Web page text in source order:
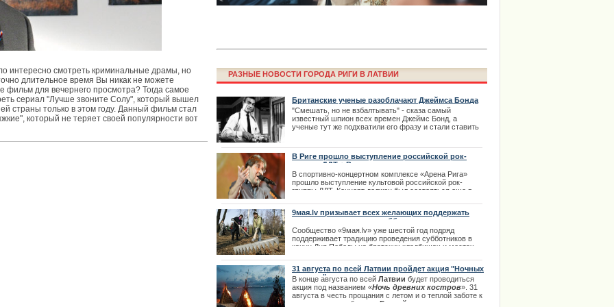
интересно смотреть криминальные драмы, но
длительное время Вы никак не можете
фильм для вечернего просмотра? Тогда самое
сериал "Лучше звоните Солу", который вышел
страны только в этом году. Данный фильм стал
который не теряет своей популярности вот
Фестиваль Laima Rendezvous Jūrmala будет
перенесен
Как получить права в Риге с автошколой
РАЗНЫЕ НОВОСТИ ГОРОДА РИГИ В ЛАТВИИ
Британские ученые разоблачают Джеймса Бонда
"Смешать, но не взбалтывать" - сказа самый
известный шпион всех времен Джеймс Бонд, а
ученые тут же подхватили его фразу и стали ставить
В Риге прошло выступление российской рок-
группы ДДТ + Видео
В спортивно-концертном комплексе «Арена Рига»
прошло выступление культовой российской рок-
группы ДДТ. Концерт должен был состояться еще в
торговом центре выступление перенесли на март.
9мая.lv призывает всех желающих поддержать
традицию проведения субботников
Сообщество «9мая.lv» уже шестой год подряд
поддерживает традицию проведения субботников в
канун Дня Победы на братских кладбищах и местах
| 08.04.2014
31 августа по всей Латвии пройдет акция "Ночных
костров".
В конце августа по всей Латвии будет проводиться
акция под названием «Ночь древних костров». 31
августа в честь прощания с летом и о теплой заботе к
морю на многих берегах Балтийского моря